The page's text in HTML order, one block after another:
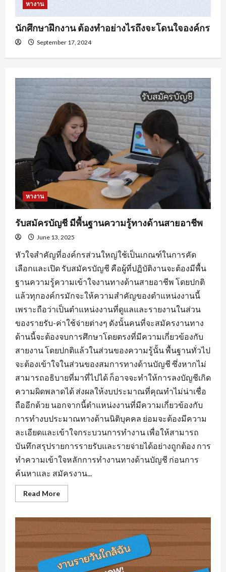
หางาน
นักศึกษาฝึกงาน ต้องทำอย่างไรถึงจะโดนใจองค์กร
September 17, 2024
หางาน
รับสมัครบัญชี มีพื้นฐานความรู้ทางด้านสายอาชีพ
June 13, 2025
หัวใจสำคัญที่องค์กรส่วนใหญ่ใช้เป็นเกณฑ์ในการคัด
เลือกและเปิด รับสมัครบัญชี คือผู้ที่ปฏิบัติงานจะต้องมีพื้น
ฐานความรู้ความเข้าใจงานทางด้านสายอาชีพ โดยปกติ
แล้วทุกองค์กรมักจะให้ความสำคัญของตำแหน่งงานนี้
เพราะถือว่าเป็นตำแหน่งงานที่ดูแลและรายงานในส่วน
ของรายรับ-ค่าใช้จ่ายต่างๆ ดังนั้นคนที่จะสมัครงานทาง
ด้านนี้จะต้องจบการศึกษาโดยตรงที่มีความเกี่ยวข้องกับ
สายงาน โดยปกติแล้วในส่วนของความรู้นั้น พื้นฐานทั่วไป
จะต้องเข้าใจในส่วนของสมการทางด้านบัญชี ซึ่งหากไม่
สามารถอธิบายที่มาที่ไปได้ ก็อาจจะทำให้การลงบัญชีเกิด
ความผิดพลาดได้ ส่งผลให้งบประมาณที่คุณทำไม่น่าเชื่อ
ถืออีกด้วย นอกจากนี้ตำแหน่งงานที่มีความเกี่ยวข้องกับ
การทำงบประมาณทางด้านนิติบุคคล ย่อมจะต้องมีความ
ละเอียดและเข้าใจกระบวนการทำงาน เพื่อให้สามารถ
บันทึกสรุปรายการรายรับและรายจ่ายได้อย่างถูกต้อง การ
ทำความเข้าใจหลักการทำงานทางด้านบัญชี ก่อนการ
ค้นหาและ สมัครงาน...
Read MoreRead
more
สมัคร
มี
พื้น
ฐาน
ความ
รู้